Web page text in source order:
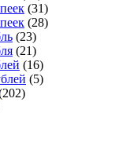
(31)
(28)
(23)
(21)
(16)
(5)